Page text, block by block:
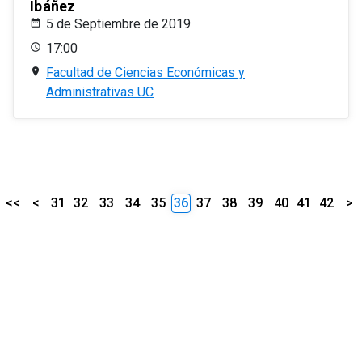
Ibáñez
5 de Septiembre de 2019
17:00
Facultad de Ciencias Económicas y
Administrativas UC
<< < 31 32 33 34 35 36 37 38 39 40 41 42 >